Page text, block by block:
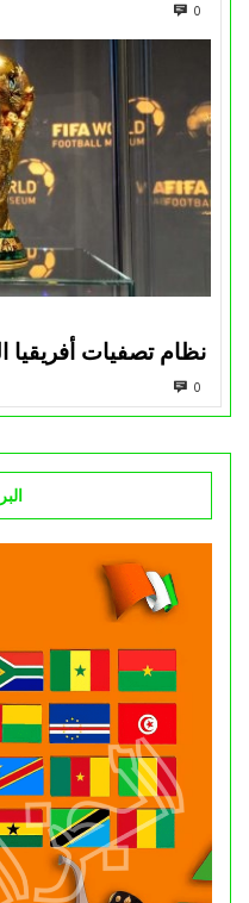
0
نظام تصفيات أفريقيا
0